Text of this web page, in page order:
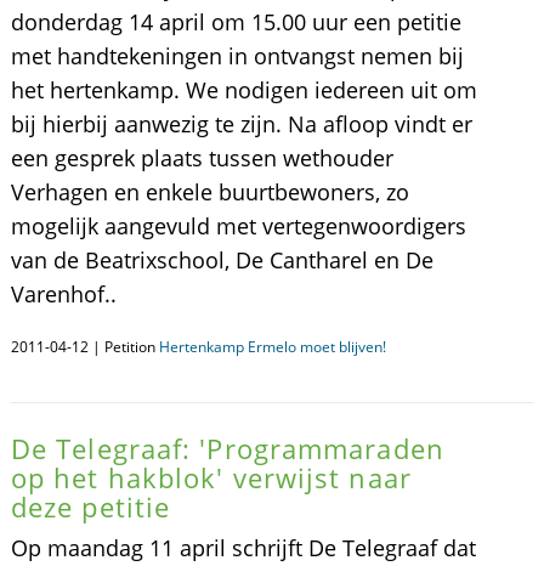
donderdag 14 april om 15.00 uur een petitie
met handtekeningen in ontvangst nemen bij
het hertenkamp. We nodigen iedereen uit om
bij hierbij aanwezig te zijn. Na afloop vindt er
een gesprek plaats tussen wethouder
Verhagen en enkele buurtbewoners, zo
mogelijk aangevuld met vertegenwoordigers
van de Beatrixschool, De Cantharel en De
Varenhof..
2011-04-12 | Petition Hertenkamp Ermelo moet blijven!
De Telegraaf: 'Programmaraden
op het hakblok' verwijst naar
deze petitie
Op maandag 11 april schrijft De Telegraaf dat